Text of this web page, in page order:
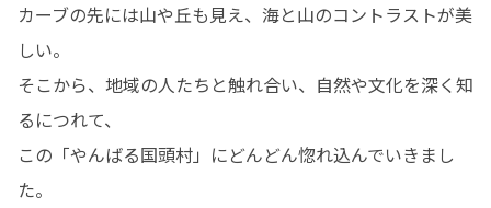
カーブの先には山や丘も見え、海と山のコントラストが美
しい。
そこから、地域の人たちと触れ合い、自然や文化を深く知
るにつれて、
この「やんばる国頭村」にどんどん惚れ込んでいきまし
た。